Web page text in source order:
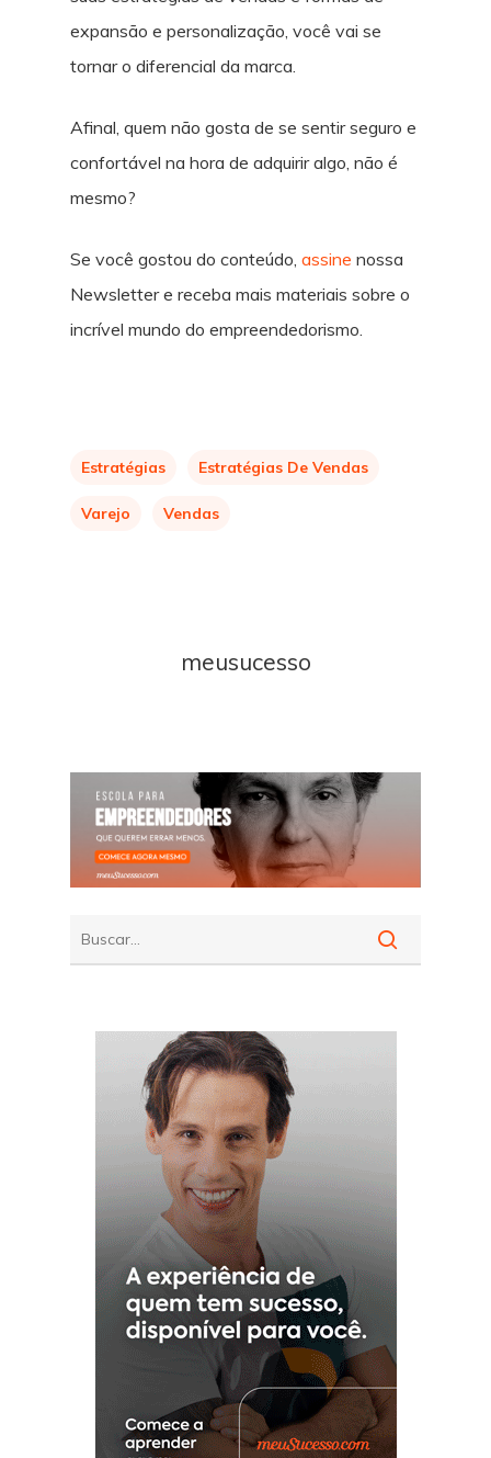
expansão e personalização, você vai se
tornar o diferencial da marca.
Afinal, quem não gosta de se sentir seguro e
confortável na hora de adquirir algo, não é
mesmo?
Se você gostou do conteúdo, assine nossa
Newsletter e receba mais materiais sobre o
incrível mundo do empreendedorismo.
Estratégias Estratégias De Vendas
Varejo Vendas
meusucesso